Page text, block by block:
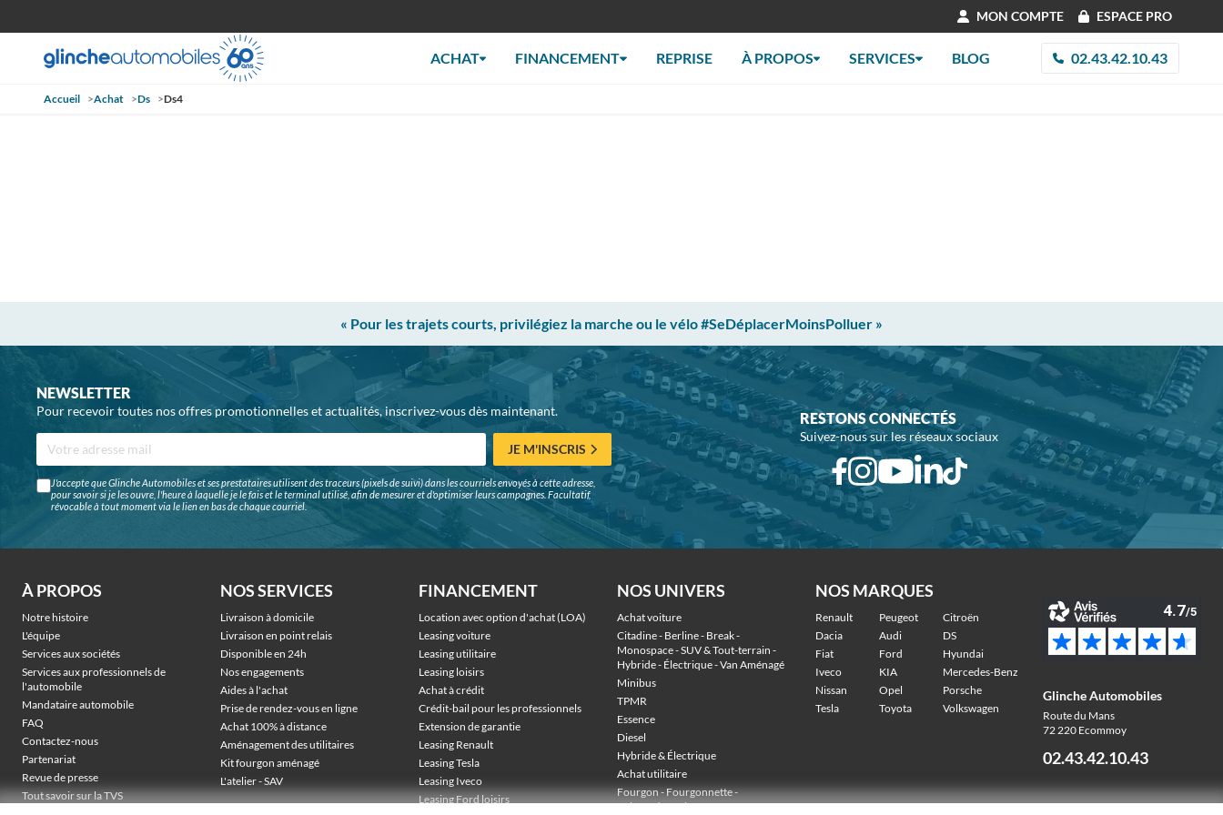
MON COMPTE ESPACE PRO
ACHAT FINANCEMENT REPRISE À PROPOS SERVICES BLOG 02.43.42.10.43
Accueil >Achat >Ds >Ds4
« Pour les trajets courts, privilégiez la marche ou le vélo #SeDéplacerMoinsPolluer »
NEWSLETTER
Pour recevoir toutes nos offres promotionnelles et actualités, inscrivez-vous dès maintenant.
JE M'INSCRIS
J'accepte que Glinche Automobiles et ses prestataires utilisent des traceurs (pixels de suivi) dans les courriels envoyés à cette adresse,
pour savoir si je les ouvre, l'heure à laquelle je le fais et le terminal utilisé, afin de mesurer et d'optimiser leurs campagnes. Facultatif,
révocable à tout moment via le lien en bas de chaque courriel.
RESTONS CONNECTÉS
Suivez-nous sur les réseaux sociaux
À PROPOS
Notre histoire
L'équipe
Services aux sociétés
Services aux professionnels de
l'automobile
Mandataire automobile
FAQ
Contactez-nous
Partenariat
Revue de presse
Tout savoir sur la TVS
NOS SERVICES
Livraison à domicile
Livraison en point relais
Disponible en 24h
Nos engagements
Aides à l'achat
Prise de rendez-vous en ligne
Achat 100% à distance
Aménagement des utilitaires
Kit fourgon aménagé
L'atelier - SAV
FINANCEMENT
Location avec option d'achat (LOA)
Leasing voiture
Leasing utilitaire
Leasing loisirs
Achat à crédit
Crédit-bail pour les professionnels
Extension de garantie
Leasing Renault
Leasing Tesla
Leasing Iveco
Leasing Ford loisirs
NOS UNIVERS
Achat voiture
Citadine - Berline - Break -
Monospace - SUV & Tout-terrain -
Hybride - Électrique - Van Aménagé
Minibus
TPMR
Essence
Diesel
Hybride & Électrique
Achat utilitaire
Fourgon - Fourgonnette -
Voiture de société -
NOS MARQUES
Renault Peugeot
Citroën
Dacia
Audi
DS
Fiat
Ford
Hyundai
Iveco
KIA
Mercedes-Benz
Nissan
Opel
Porsche
Tesla
Toyota Volkswagen
Glinche Automobiles
Route du Mans
72 220 Ecommoy
02.43.42.10.43